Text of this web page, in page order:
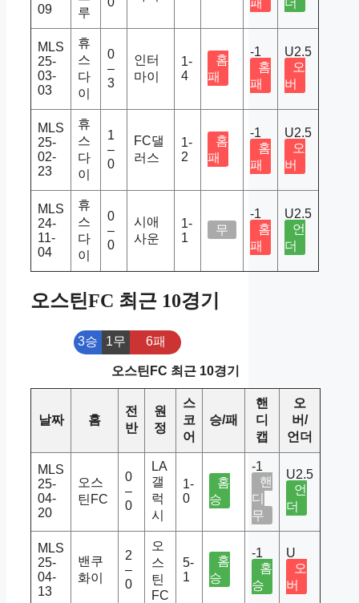
09
루
MLS
25-
03-
03
휴
스
다
이
0
–
3
인터
마이
1-
4
홈
패
-1
홈
패
U2.5
오
버
MLS
25-
02-
23
휴
스
다
이
1
–
0
FC댈
러스
1-
2
홈
패
-1
홈
패
U2.5
오
버
MLS
24-
11-
04
휴
스
다
이
0
–
0
시애
사운
1-
1
무
-1
홈
패
U2.5
언
더
오스틴FC 최근 10경기
3승 1무 6패
오스틴FC 최근 10경기
날짜 홈
전
반
원
정
스
코
어
승/패
핸
디
캡
오
버/
언더
MLS
25-
04-
20
오스
틴FC
0
–
0
LA
갤
럭
시
1-
0
홈
승
-1
핸
디
무
U2.5
언
더
MLS
25-
04-
13
밴쿠
화이
2
–
0
오
스
틴
FC
5-
1
홈
승
-1
홈
승
U
오
버